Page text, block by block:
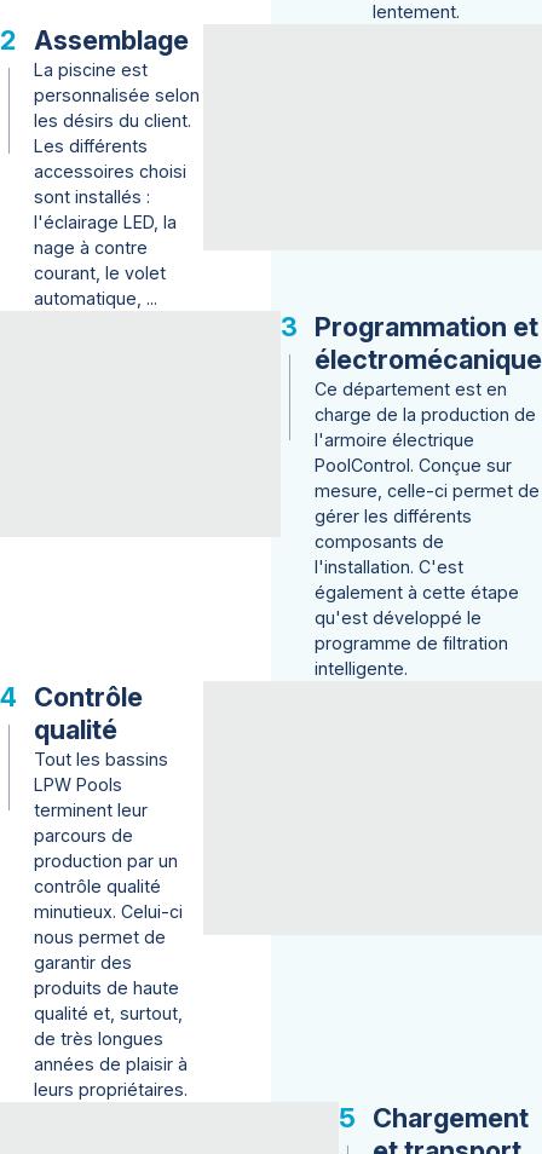
lentement.
Assemblage
La piscine est
personnalisée selon
les désirs du client.
Les différents
accessoires choisi
sont installés :
l'éclairage LED, la
nage à contre
courant, le volet
automatique, ...
Programmation et
électromécanique
Ce département est en
charge de la production de
l'armoire électrique
PoolControl. Conçue sur
mesure, celle-ci permet de
gérer les différents
composants de
l'installation. C'est
également à cette étape
qu'est développé le
programme de filtration
intelligente.
Contrôle
qualité
Tout les bassins
LPW Pools
terminent leur
parcours de
production par un
contrôle qualité
minutieux. Celui-ci
nous permet de
garantir des
produits de haute
qualité et, surtout,
de très longues
années de plaisir à
leurs propriétaires.
Chargement